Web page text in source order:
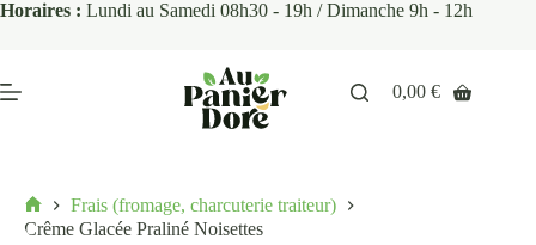
Horaires : Lundi au Samedi 08h30 - 19h / Dimanche 9h - 12h
0,00€
Frais (fromage, charcuterie traiteur)
Crême Glacée Praliné Noisettes